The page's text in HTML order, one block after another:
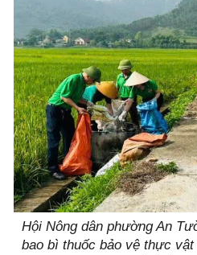
Hội Nông dân phường An
bao bì thuốc bảo vệ thực